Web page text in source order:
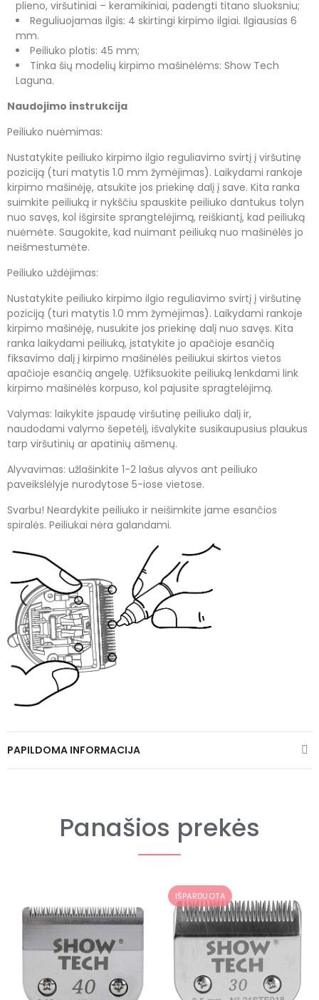
plieno, viršutiniai – keramikiniai, padengti titano sluoksniu;
Reguliuojamas ilgis: 4 skirtingi kirpimo ilgiai. Ilgiausias 6
mm.
Peiliuko plotis: 45 mm;
Tinka šių modelių kirpimo mašinėlėms: Show Tech
Laguna.
Naudojimo instrukcija
Peiliuko nuėmimas:
Nustatykite peiliuko kirpimo ilgio reguliavimo svirtį į viršutinę
poziciją (turi matytis 1.0 mm žymėjimas). Laikydami rankoje
kirpimo mašinėję, atsukite jos priekinę dalį į save. Kita ranka
suimkite peiliuką ir nykščiu spauskite peiliuko dantukus tolyn
nuo savęs, kol išgirsite sprangtelėjimą, reiškiantį, kad peiliuką
nuėmėte. Saugokite, kad nuimant peiliuką nuo mašinėlės jo
neišmestumėte.
Peiliuko uždėjimas:
Nustatykite peiliuko kirpimo ilgio reguliavimo svirtį į viršutinę
poziciją (turi matytis 1.0 mm žymėjimas). Laikydami rankoje
kirpimo mašinėję, nusukite jos priekinę dalį nuo savęs. Kita
ranka laikydami peiliuką, įstatykite jo apačioje esančią
fiksavimo dalį į kirpimo mašinėlės peiliukui skirtos vietos
apačioje esančią angelę. Užfiksuokite peiliuką lenkdami link
kirpimo mašinėlės korpuso, kol pajusite spragtelėjimą.
Valymas: laikykite įspaudę viršutinę peiliuko dalį ir,
naudodami valymo šepetėlį, išvalykite susikaupusius plaukus
tarp viršutinių ar apatinių ašmenų.
Alyvavimas: užlašinkite 1-2 lašus alyvos ant peiliuko
paveikslėlyje nurodytose 5-iose vietose.
Svarbu! Neardykite peiliuko ir neišimkite jame esančios
spiralės. Peiliukai nėra galandami.
PAPILDOMA INFORMACIJA
Panašios prekės
IŠPARDUOTA